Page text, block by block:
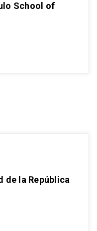
School of
de la República